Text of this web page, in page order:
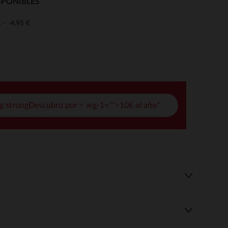
de privacidad, garantizando el cumplimiento de las
4,95 €
strongDescubro por < wg-1="">10€ al año*